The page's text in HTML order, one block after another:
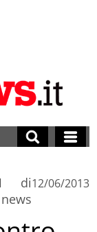
di
news
12/06/2013